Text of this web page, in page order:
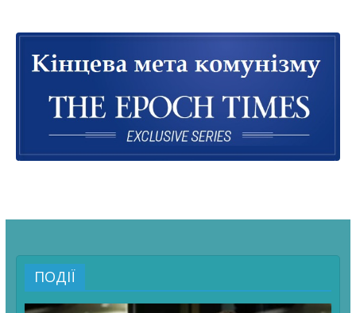
ПОДІЇ